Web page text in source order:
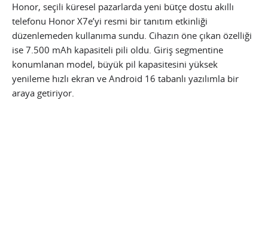
Honor, seçili küresel pazarlarda yeni bütçe dostu akıllı
telefonu Honor X7e’yi resmi bir tanıtım etkinliği
düzenlemeden kullanıma sundu. Cihazın öne çıkan özelliği
ise 7.500 mAh kapasiteli pili oldu. Giriş segmentine
konumlanan model, büyük pil kapasitesini yüksek
yenileme hızlı ekran ve Android 16 tabanlı yazılımla bir
araya getiriyor.